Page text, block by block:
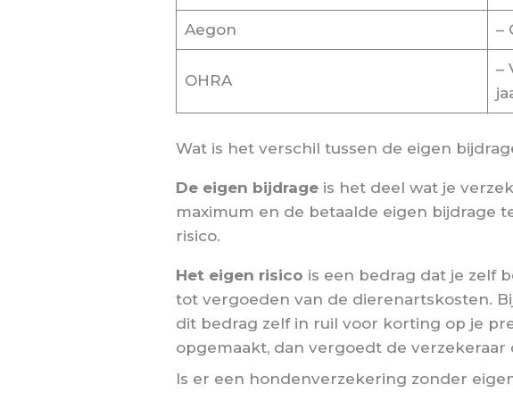
Aegon –
OHRA
–
Wat is het verschil tussen de eigen
De eigen bijdrage is het deel wat je
maximum en de betaalde eigen bijdrage
risico.
Het eigen risico is een bedrag dat je zelf
tot vergoeden van de dierenartskosten.
dit bedrag zelf in ruil voor korting op je
opgemaakt, dan vergoedt de
Is er een hondenverzekering zonder